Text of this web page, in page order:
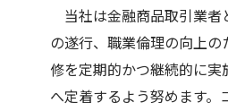
当社は金融商品取引業者
の遂行、職業倫理の向上
修を定期的かつ継続的に
へ定着するよう努めます。